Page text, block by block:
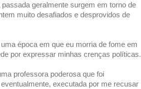
geralmente surgem em torno de
muito desafiados e desprovidos de
época em que eu morria de fome em
por expressar minhas crenças políticas.
professora poderosa que foi
executada por me recusar